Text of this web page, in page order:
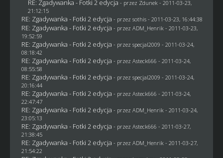
RE: Zgadywanka - Fotki 2 edycja - przez Zdunek - 2011-03-23,
21:12:15
RE: Zgadywanka - Fotki 2 edycja - przez sothis- 2011-03-23, 16:44:38
RE: Zgadywanka - Fotki 2 edycja - przez ADM_Henrik - 2011-03-23,
19:52:59
RE: Zgadywanka - Fotki 2 edycja - przez specjal2009 - 2011-03-24,
08:18:42
RE: Zgadywanka - Fotki 2 edycja - przez Asteck666 - 2011-03-24,
08:55:58
RE: Zgadywanka - Fotki 2 edycja - przez specjal2009 - 2011-03-24,
20:16:44
RE: Zgadywanka - Fotki 2 edycja - przez Asteck666 - 2011-03-24,
22:47:47
RE: Zgadywanka - Fotki 2 edycja - przez ADM_Henrik - 2011-03-24,
23:05:13
RE: Zgadywanka - Fotki 2 edycja - przez Asteck666 - 2011-03-27,
21:38:45
RE: Zgadywanka - Fotki 2 edycja - przez ADM_Henrik - 2011-03-27,
21:54:22